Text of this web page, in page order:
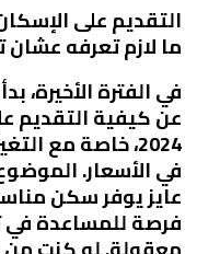
ما لازم تعرفه
في الفترة الأخيرة،
عن كيفية التقديم
2024، خاصة مع
في الأسعار.
عايز يوفر سكن
فرصة للمساعدة في